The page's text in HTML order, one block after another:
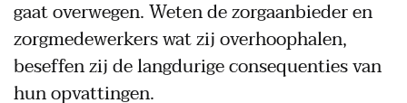
gaat overwegen. Weten de zorgaanbieder en
zorgmedewerkers wat zij overhoophalen,
beseffen zij de langdurige consequenties van
hun opvattingen.